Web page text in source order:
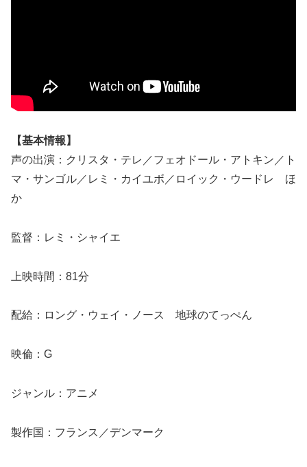
【基本情報】
声の出演：クリスタ・テレ／フェオドール・アトキン／ト
マ・サンゴル／レミ・カイユボ／ロイック・ウードレ ほ
か
監督：レミ・シャイエ
上映時間：81分
配給：ロング・ウェイ・ノース 地球のてっぺん
映倫：G
ジャンル：アニメ
製作国：フランス／デンマーク